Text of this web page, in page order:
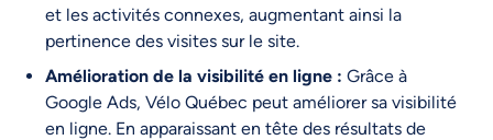
et les activités connexes, augmentant ainsi la
pertinence des visites sur le site.
Amélioration de la visibilité en ligne : Grâce à
Google Ads, Vélo Québec peut améliorer sa visibilité
en ligne. En apparaissant en tête des résultats de